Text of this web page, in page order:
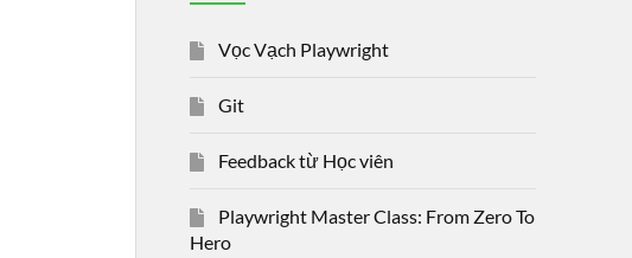
Vọc Vạch Playwright
Git
Feedback từ Học viên
Playwright Master Class: From Zero To
Hero